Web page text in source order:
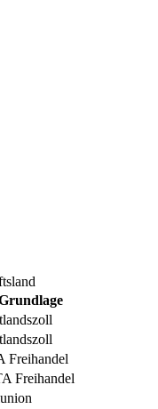
Freihandel
Freihandel